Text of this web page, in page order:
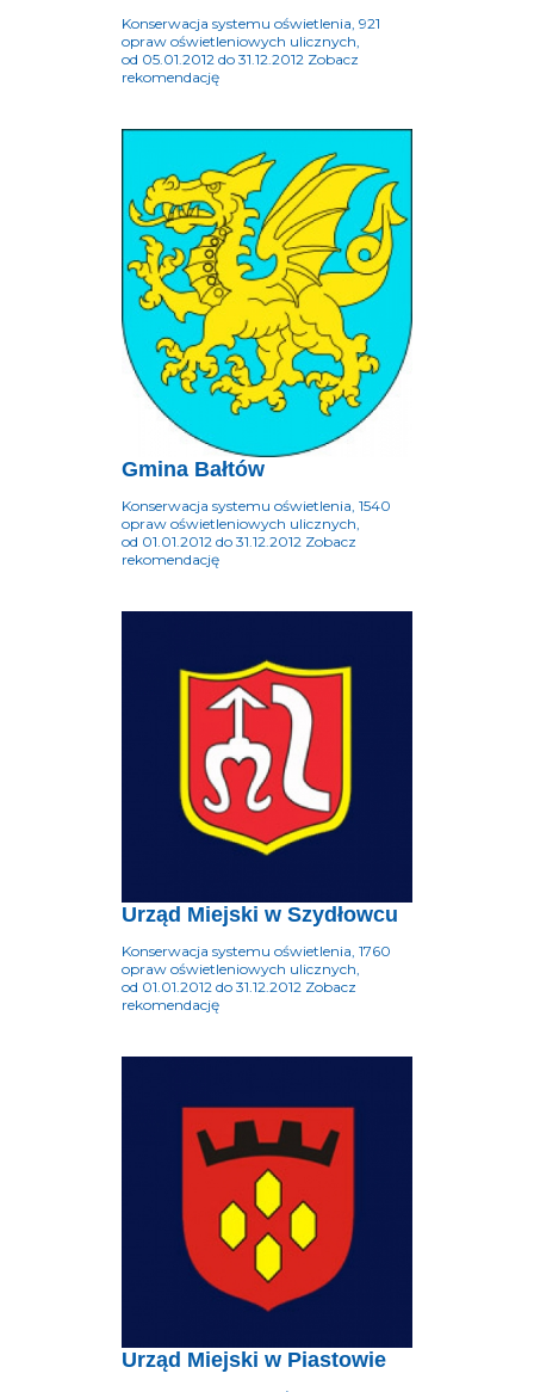
Konserwacja systemu oświetlenia, 921
opraw oświetleniowych ulicznych,
od 05.01.2012 do 31.12.2012 Zobacz
rekomendację
Gmina Bałtów
Konserwacja systemu oświetlenia, 1540
opraw oświetleniowych ulicznych,
od 01.01.2012 do 31.12.2012 Zobacz
rekomendację
Urząd Miejski w Szydłowcu
Konserwacja systemu oświetlenia, 1760
opraw oświetleniowych ulicznych,
od 01.01.2012 do 31.12.2012 Zobacz
rekomendację
Urząd Miejski w Piastowie